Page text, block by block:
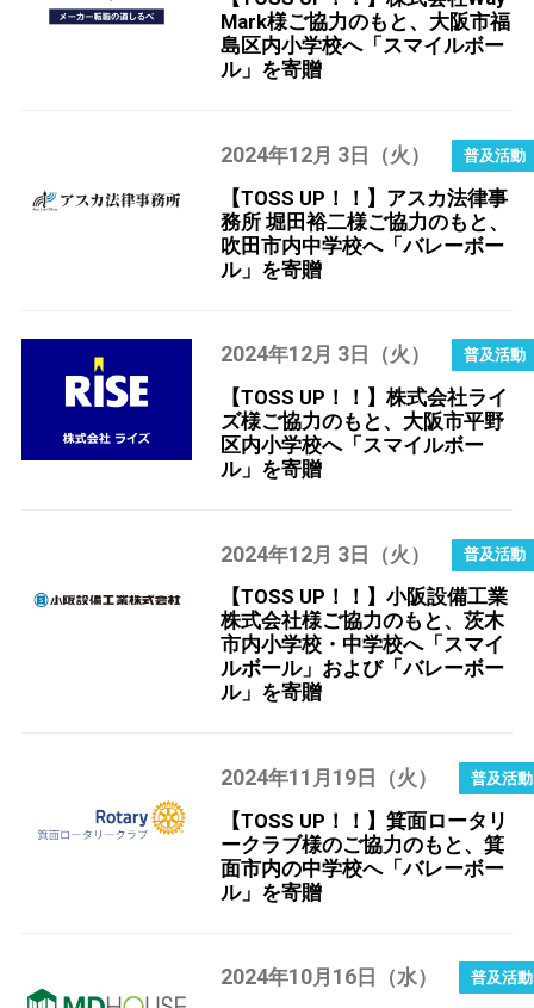
Mark様ご協力のもと、大阪市福
島区内小学校へ「スマイルボー
ル」を寄贈
2024年12月 3 日（火）
【TOSS UP！！】アスカ法律事
務所 堀田裕二様ご協力のもと、
吹田市内中学校へ「バレーボー
ル」を寄贈
2024年12月 3 日（火）
【TOSS UP！！】株式会社ライ
ズ様ご協力のもと、大阪市平野
区内小学校へ「スマイルボー
ル」を寄贈
2024年12月 3日（火）
【TOSS UP！！】小阪設備工業
株式会社様ご協力のもと、茨木
市内小学校・中学校へ「スマイ
ルボール」および「バレーボー
ル」を寄贈
2024年11 月 19 日（火）
【TOSS UP！！】箕面ロータリ
ークラブ様のご協力のもと、箕
面市内の中学校へ「バレーボー
ル」を寄贈
2024年10月 16 日（水）